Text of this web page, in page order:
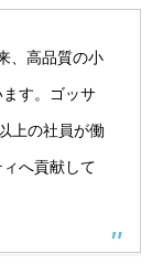
、高品質の小
す。ゴッサ
上の社員が働
へ貢献して